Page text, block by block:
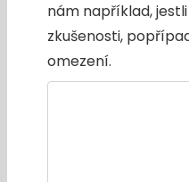
nám například,
zkušenosti,
omezení.